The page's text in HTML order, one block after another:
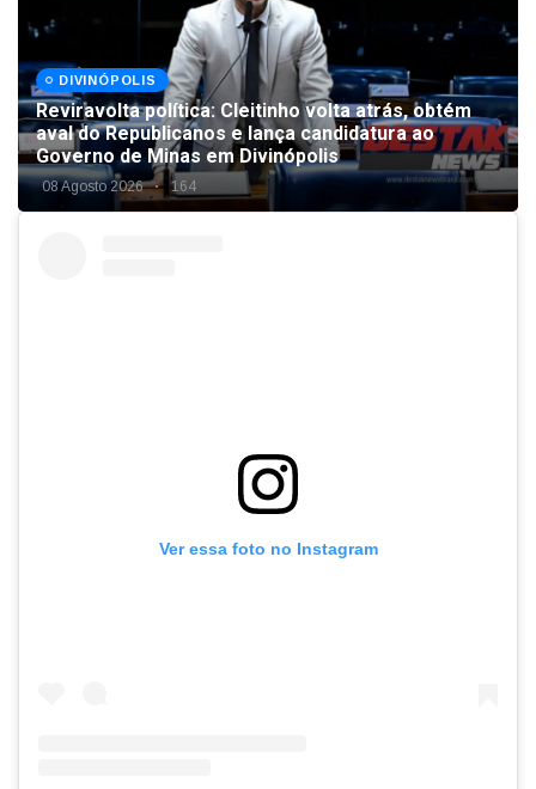
DIVINÓPOLIS
Reviravolta política: Cleitinho volta atrás, obtém
aval do Republicanos e lança candidatura ao
Governo de Minas em Divinópolis
08 Agosto 2026 164
Ver essa foto no Instagram